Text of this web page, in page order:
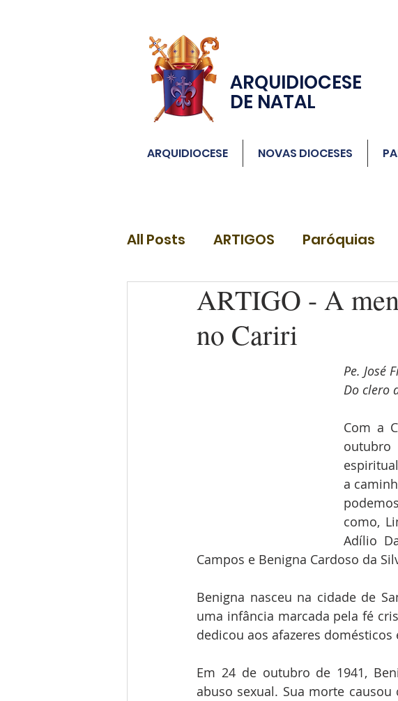
ARQUIDIOCESE
DE NATAL
ARQUIDIOCESE NOVAS DIOCESES
All Posts ARTIGOS Paróquias
DIÁCONOSARTIGO - A
no Cariri
Pe. José
Do clero
Com a
a
como,
Adílio
Campos e Benigna Cardoso da
Benigna nasceu na cidade de
uma infância marcada pela fé
dedicou aos afazeres
Em 24 de outubro de 1941,
abuso sexual. Sua morte